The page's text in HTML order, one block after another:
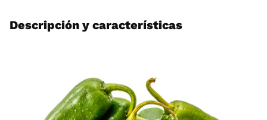
Descripción y características